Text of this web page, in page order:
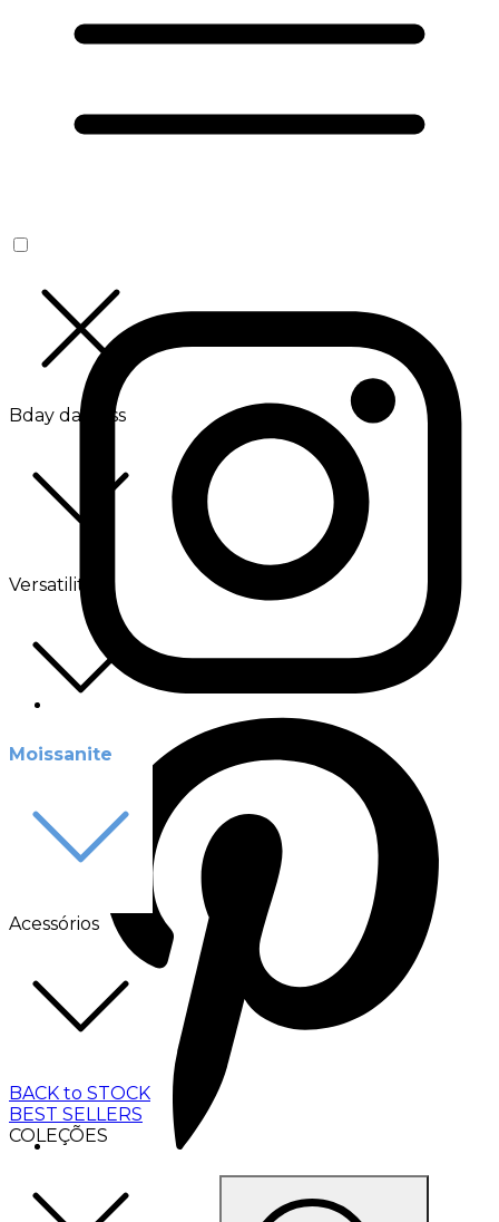
Bday da Boss
Versatilité
Moissanite
Acessórios
BACK to STOCK
BEST SELLERS
COLEÇÕES